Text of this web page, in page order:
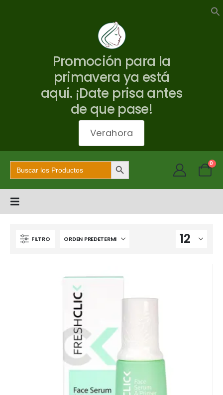
Promoción para la
primavera ya está
aqui. ¡Date prisa antes
de que pase!
Verahora
Buscar: Botón de búsqueda 0
FILTRO